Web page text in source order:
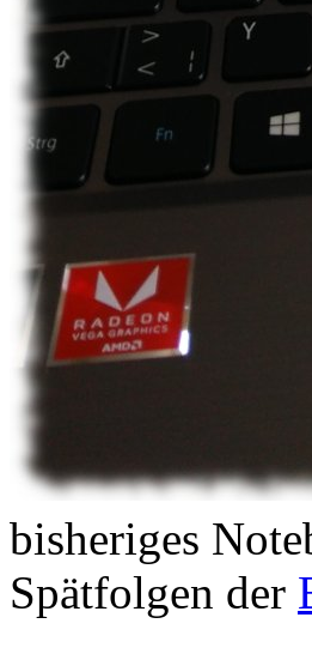
bisheriges
Spätfolgen der